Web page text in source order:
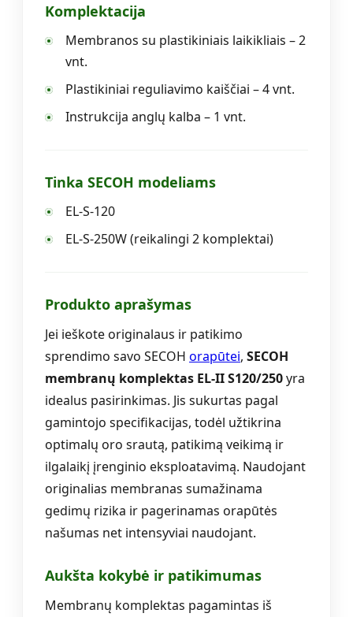
Komplektacija
Membranos su plastikiniais laikikliais – 2
vnt.
Plastikiniai reguliavimo kaiščiai – 4 vnt.
Instrukcija anglų kalba – 1 vnt.
Tinka SECOH modeliams
EL-S-120
EL-S-250W (reikalingi 2 komplektai)
Produkto aprašymas
Jei ieškote originalaus ir patikimo
sprendimo savo SECOH orapūtei, SECOH
membranų komplektas EL-II S120/250yra
idealus pasirinkimas. Jis sukurtas pagal
gamintojo specifikacijas, todėl užtikrina
optimalų oro srautą, patikimą veikimą ir
ilgalaikį įrenginio eksploatavimą. Naudojant
originalias membranas sumažinama
gedimų rizika ir pagerinamas orapūtės
našumas net intensyviai naudojant.
Aukšta kokybė ir patikimumas
Membranų komplektas pagamintas iš